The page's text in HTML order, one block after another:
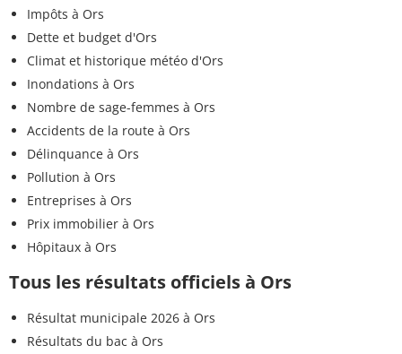
Impôts à Ors
Dette et budget d'Ors
Climat et historique météo d'Ors
Inondations à Ors
Nombre de sage-femmes à Ors
Accidents de la route à Ors
Délinquance à Ors
Pollution à Ors
Entreprises à Ors
Prix immobilier à Ors
Hôpitaux à Ors
Tous les résultats officiels à Ors
Résultat municipale 2026 à Ors
Résultats du bac à Ors